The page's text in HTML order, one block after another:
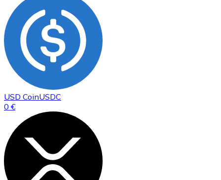
USD CoinUSDC
0 €